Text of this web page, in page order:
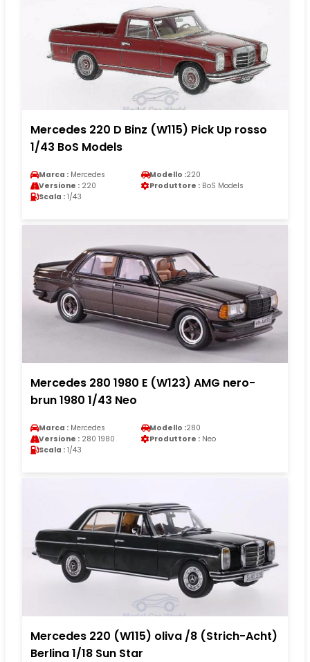
Mercedes 220 D Binz (W115) Pick Up rosso
1/43 BoS Models
Marca : Mercedes Modello :220
Versione : 220 Produttore : BoS Models
Scala : 1/43
Mercedes 280 1980 E (W123) AMG nero-
brun 1980 1/43 Neo
Marca : Mercedes Modello :280
Versione : 280 1980 Produttore : Neo
Scala : 1/43
Mercedes 220 (W115) oliva /8 (Strich-Acht)
Berlina 1/18 Sun Star